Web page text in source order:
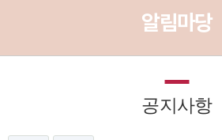
알림마당
공지사항